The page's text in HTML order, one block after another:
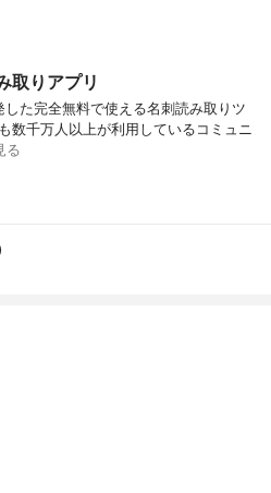
取りアプリ
た完全無料で使える名刺読み取りツ
数千万人以上が利用しているコミュニ
る